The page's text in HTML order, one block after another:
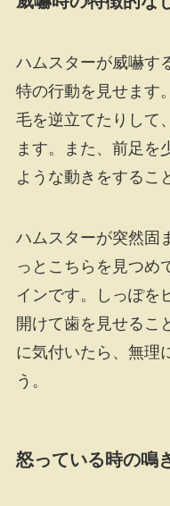
ハムスターが威嚇す
特の行動を見せます
毛を逆立てたりして
ます。また、前足を
ような動きをするこ
ハムスターが突然固
っとこちらを見つめ
インです。しっぽを
開けて歯を見せるこ
に気付いたら、無理
う。
怒っている時の鳴